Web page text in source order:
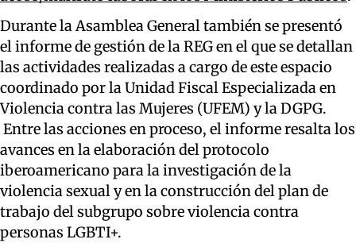
Durante la Asamblea General también se presentó
el informe de gestión de la REG en el que se detallan
las actividades realizadas a cargo de este espacio
coordinado por la Unidad Fiscal Especializada en
Violencia contra las Mujeres (UFEM) y la DGPG.
Entre las acciones en proceso, el informe resalta los
avances en la elaboración del protocolo
iberoamericano para la investigación de la
violencia sexual y en la construcción del plan de
trabajo del subgrupo sobre violencia contra
personas LGBTI+.